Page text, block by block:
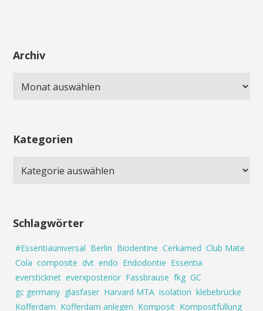
Archiv
Kategorien
Schlagwörter
#Essentiauniversal Berlin Biodentine Cerkamed Club Mate
Cola composite dvt endo Endodontie Essentia
eversticknet everxposterior Fassbrause fkg GC
gc germany glasfaser Harvard MTA isolation klebebrücke
Kofferdam Kofferdam anlegen Komposit Kompositfüllung